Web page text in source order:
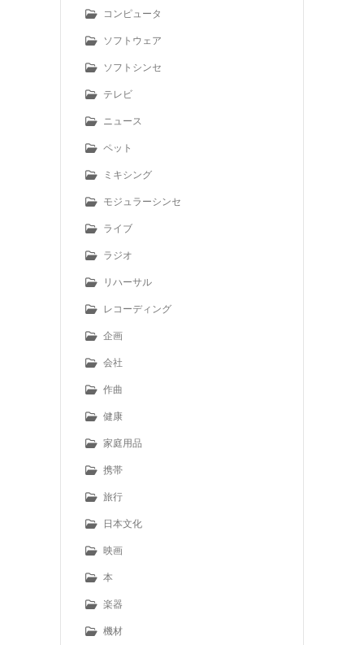
コンピュータ
ソフトウェア
ソフトシンセ
テレビ
ニュース
ペット
ミキシング
モジュラーシンセ
ライブ
ラジオ
リハーサル
レコーディング
企画
会社
作曲
健康
家庭用品
携帯
旅行
日本文化
映画
本
楽器
機材